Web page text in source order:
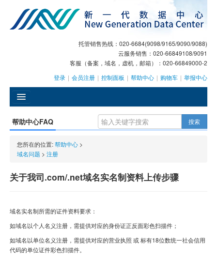
托管销售热线：020-6684(9098/9165/9090/9088)
云服务销售：020-66849108/9091
客服（备案，域名，虚机，邮箱）：020-66849000-2
登录 | 会员注册 | 控制面板 | 帮助中心 | 购物车 | 举报中心
GEO
AI客服
大模型服务
域名注册
虚拟主机
企业邮箱
帮助中心FAQ 搜索
您所在的位置:帮助中心 >
域名问题 > 注册
关于我司.com/.net域名实名制资料上传步骤
域名实名制所需的证件资料要求：
如域名以个人名义注册 ，需提供对应的身份证正反面彩色扫描件；
如域名以单位名义注册 ， 需提供对应的营业执照 或标有18位数统一社会信用
代码的单位证件彩色扫描件。